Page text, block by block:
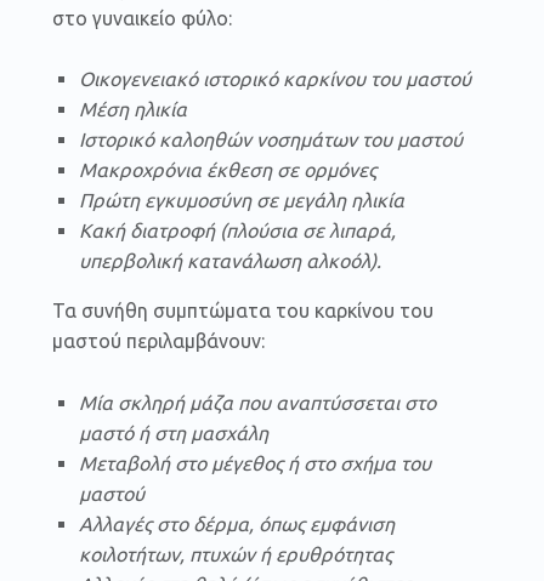
στο γυναικείο φύλο:
Οικογενειακό ιστορικό καρκίνου του μαστού
Μέση ηλικία
Ιστορικό καλοηθών νοσημάτων του μαστού
Μακροχρόνια έκθεση σε ορμόνες
Πρώτη εγκυμοσύνη σε μεγάλη ηλικία
Κακή διατροφή (πλούσια σε λιπαρά,
υπερβολική κατανάλωση αλκοόλ).
Τα συνήθη συμπτώματα του καρκίνου του
μαστού περιλαμβάνουν:
Μία σκληρή μάζα που αναπτύσσεται στο
μαστό ή στη μασχάλη
Μεταβολή στο μέγεθος ή στο σχήμα του
μαστού
Αλλαγές στο δέρμα, όπως εμφάνιση
κοιλοτήτων, πτυχών ή ερυθρότητας